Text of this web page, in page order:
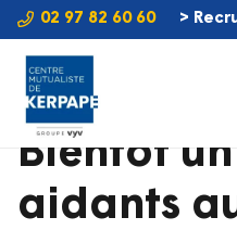
02 97 82 60 60 >
Bientôt
aidants